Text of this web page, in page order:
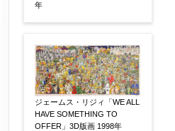
年
ジェームス・リジィ「WE ALL
HAVE SOMETHING TO
OFFER」3D版画 1998年